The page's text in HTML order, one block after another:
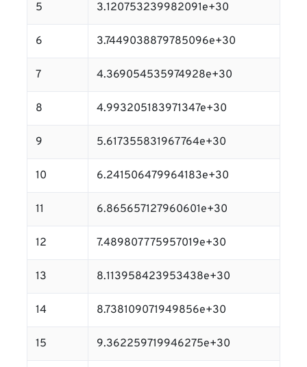
5 3.120753239982091e+30
6 3.7449038879785096e+30
7 4.369054535974928e+30
8 4.993205183971347e+30
9 5.617355831967764e+30
10 6.241506479964183e+30
11 6.865657127960601e+30
12 7.489807775957019e+30
13 8.113958423953438e+30
14 8.738109071949856e+30
15 9.362259719946275e+30